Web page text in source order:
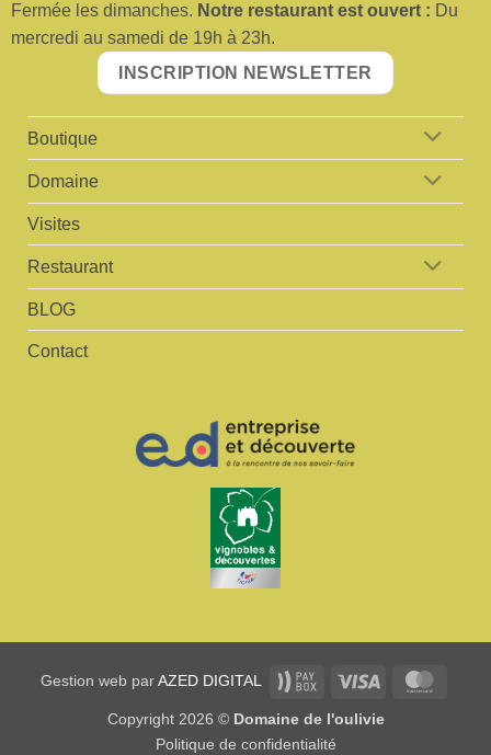
Fermée les dimanches. Notre restaurant est ouvert : Du
mercredi au samedi de 19h à 23h.
INSCRIPTION NEWSLETTER
Boutique
Domaine
Visites
Restaurant
BLOG
Contact
Gestion web parAZED DIGITAL Paybox Visa
Copyright 2026 © Domaine de l'oulivie
Politique de confidentialité